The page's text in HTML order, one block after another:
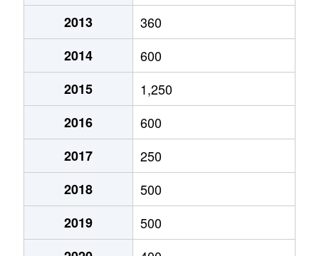
2013
360
2014
600
2015
1,250
2016
600
2017
250
2018
500
2019
500